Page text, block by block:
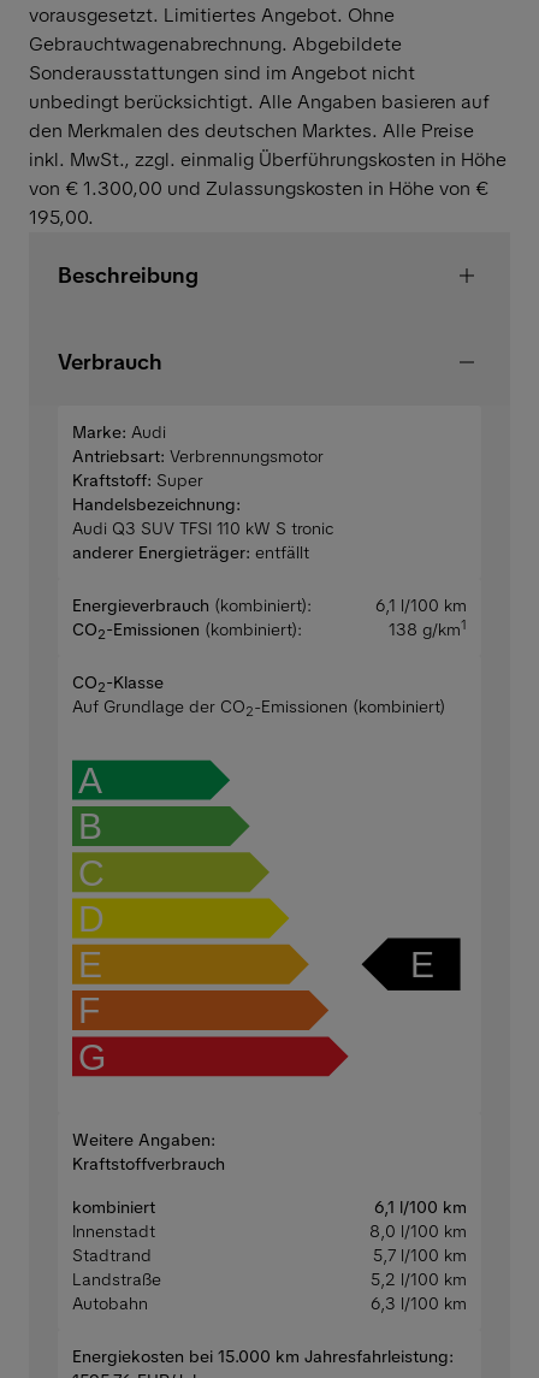
vorausgesetzt. Limitiertes Angebot. Ohne
Gebrauchtwagenabrechnung. Abgebildete
Sonderausstattungen sind im Angebot nicht
unbedingt berücksichtigt. Alle Angaben basieren auf
den Merkmalen des deutschen Marktes. Alle Preise
inkl. MwSt., zzgl. einmalig Überführungskosten in Höhe
von € 1.300,00 und Zulassungskosten in Höhe von €
195,00.
Beschreibung
Verbrauch
Marke: Audi
Antriebsart: Verbrennungsmotor
Kraftstoff: Super
Handelsbezeichnung:
Audi Q3 SUV TFSI 110 kW S tronic
anderer Energieträger: entfällt
Energieverbrauch (kombiniert):
6,1 l/100 km
CO2-Emissionen (kombiniert): 138 g/km1
CO2-Klasse
Auf Grundlage der CO2-Emissionen (kombiniert)
A
B
C
D
E
F
G
E
Weitere Angaben:
Kraftstoffverbrauch
kombiniert
6,1 l/100 km
Innenstadt
8,0 l/100 km
Stadtrand
5,7 l/100 km
Landstraße
5,2 l/100 km
Autobahn
6,3 l/100 km
Energiekosten bei 15.000 km Jahresfahrleistung: